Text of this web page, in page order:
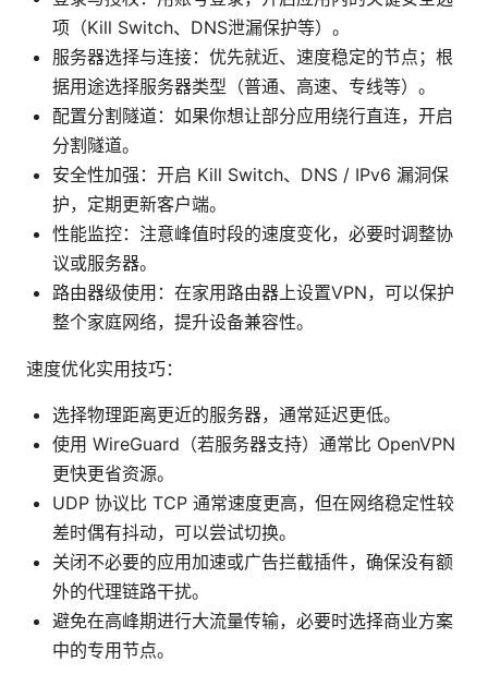
项（Kill Switch、DNS泄漏保护等）。
服务器选择与连接：优先就近、速度稳定的节点；根
据用途选择服务器类型（普通、高速、专线等）。
配置分割隧道：如果你想让部分应用绕行直连，开启
分割隧道。
安全性加强：开启 Kill Switch、DNS / IPv6 漏洞保
护，定期更新客户端。
性能监控：注意峰值时段的速度变化，必要时调整协
议或服务器。
路由器级使用：在家用路由器上设置VPN，可以保护
整个家庭网络，提升设备兼容性。
速度优化实用技巧：
选择物理距离更近的服务器，通常延迟更低。
使用 WireGuard（若服务器支持）通常比 OpenVPN
更快更省资源。
UDP 协议比 TCP 通常速度更高，但在网络稳定性较
差时偶有抖动，可以尝试切换。
关闭不必要的应用加速或广告拦截插件，确保没有额
外的代理链路干扰。
避免在高峰期进行大流量传输，必要时选择商业方案
中的专用节点。